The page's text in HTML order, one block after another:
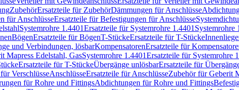
ZubehörErsatzteile für ZubehörDämmungen für Anschlüsse
für AnschlüsseErsatzteile für Befestigungen für Anschlüsse
Systemrohre 1.4401Ersatzteile für Systemrohre 1.4401 Systemrohre
BögenErsatzteile für BögenT-StückeErsatzteile für T-Stücke
und Verbindungen, lösbarKompensatorenErsatzteile für
Mapress Edelstahl, GasSystemrohre 1.4401Ersatzteile für Systemrohre
Ersatzteile für T-StückeÜbergänge unlösbarErsatzteile für
VerschlüsseAnschlüsseErsatzteile für AnschlüsseZubehör für Geberit
für Rohre und FittingsAbdichtungen für Rohre und Fittings